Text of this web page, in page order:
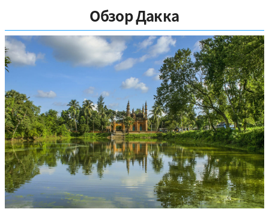
Обзор Дакка